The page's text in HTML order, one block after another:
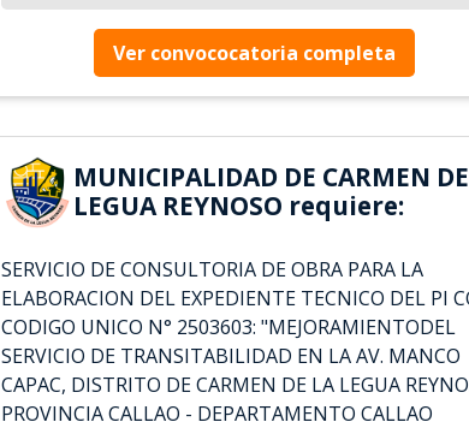
Ver convococatoria completa
MUNICIPALIDAD DE CARMEN
LEGUA REYNOSO requiere:
SERVICIO DE CONSULTORIA DE OBRA PARA LA
ELABORACION DEL EXPEDIENTE TECNICO DEL PI
CODIGO UNICO N° 2503603: "MEJORAMIENTODEL
SERVICIO DE TRANSITABILIDAD EN LA AV. MANCO
CAPAC, DISTRITO DE CARMEN DE LA LEGUA
PROVINCIA CALLAO - DEPARTAMENTO CALLAO